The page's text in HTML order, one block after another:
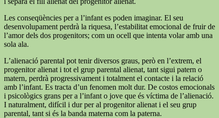
Les conseqüències per a l’infant es poden imaginar. El seu
desenvolupament perdrà la riquesa, l’estabilitat emocional de fruir de
l’amor dels dos progenitors; com un ocell que intenta volar amb una
sola ala.
L’alienació parental pot tenir diversos graus, però en l’extrem, el
progenitor alienat i tot el grup parental alienat, tant sigui patern o
matern, perdrà progressivament i totalment el contacte i la relació
amb l’infant. Es tracta d’un fenomen molt dur. De costos emocionals
i psicològics grans per a l’infant o jove que és víctima de l’alienació.
I naturalment, difícil i dur per al progenitor alienat i el seu grup
parental, tant si és la banda materna com la paterna.